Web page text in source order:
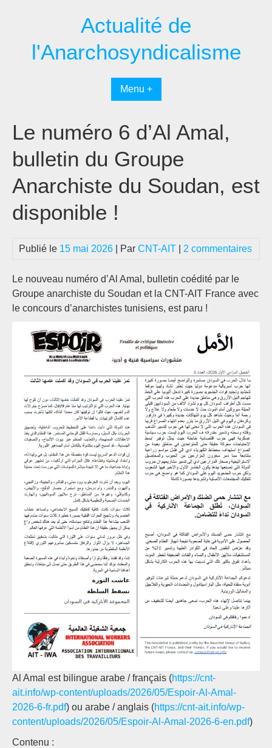
Actualité de
l'Anarchosyndicalisme
Menu +
Le numéro 6 d’Al Amal,
bulletin du Groupe
Anarchiste du Soudan, est
disponible !
Publié le 15 mai 2026 | Par CNT-AIT 2 commentaires
Le nouveau numéro d’Al Amal, bulletin coédité par le
Groupe anarchiste du Soudan et la CNT-AIT France avec
le concours d’anarchistes tunisiens, est paru !
Al Amal est bilingue arabe / français (https://cnt-
ait.info/wp-content/uploads/2026/05/Espoir-Al-Amal-
2026-6-fr.pdf) ou arabe / anglais (https://cnt-ait.info/wp-
content/uploads/2026/05/Espoir-Al-Amal-2026-6-en.pdf)
Contenu :